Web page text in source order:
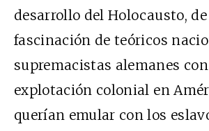
desarrollo del Holocausto,
fascinación de teóricos
supremacistas alemanes
explotación colonial en
querían emular con los